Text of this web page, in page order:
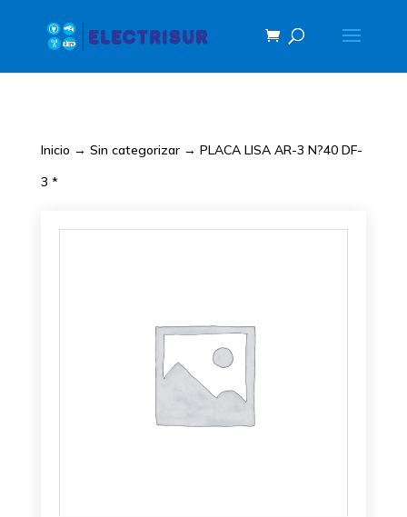
Inicio → Sin categorizar→ PLACA LISA AR-3 N?40 DF-
3 *